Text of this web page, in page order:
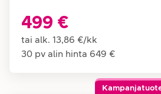
499 €
tai alk. 13,86 €/kk
30 pv alin hinta 649 €